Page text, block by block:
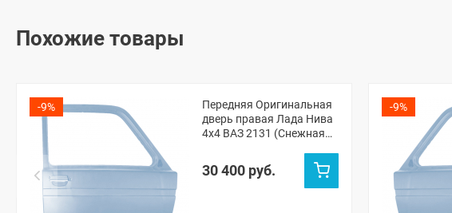
Похожие товары
-9%
Передняя Оригинальная
дверь правая Лада Нива
4х4 ВАЗ 2131 (Снежная
30 400 руб.
-9%